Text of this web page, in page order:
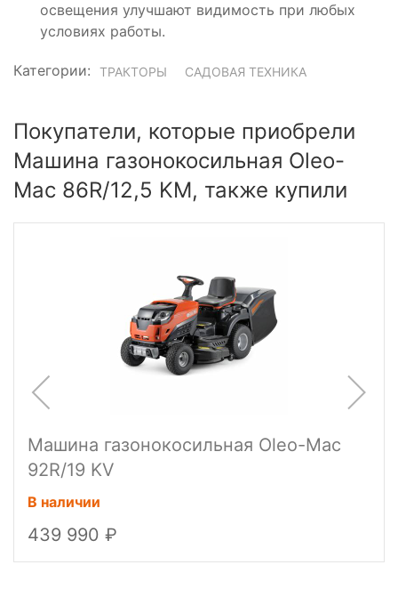
освещения улучшают видимость при любых
условиях работы.
Категории: ТРАКТОРЫ САДОВАЯ ТЕХНИКА
Покупатели, которые приобрели
Машина газонокосильная Oleo-
Mac 86R/12,5 KM, также купили
Машина газонокосильная Oleo-Mac
92R/19 KV
В наличии
439 990